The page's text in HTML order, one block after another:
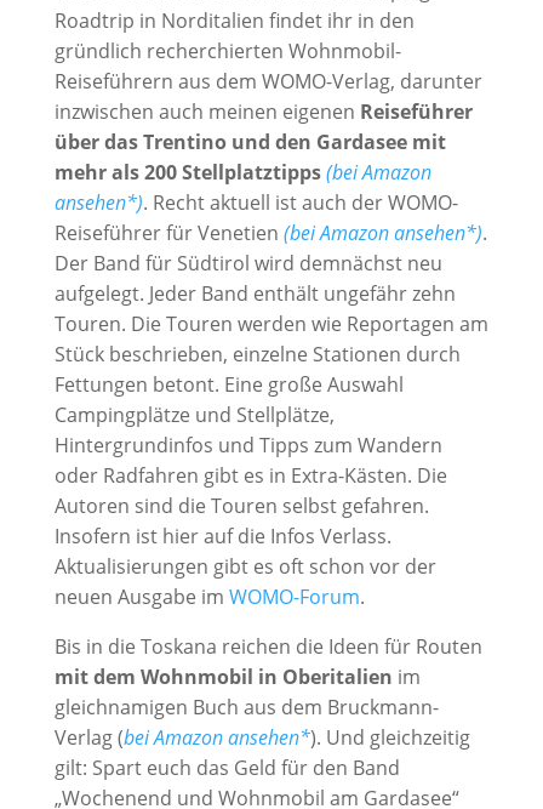
Roadtrip in Norditalien findet ihr in den
gründlich recherchierten Wohnmobil-
Reiseführern aus dem WOMO-Verlag, darunter
inzwischen auch meinen eigenen Reiseführer
über das Trentino und den Gardasee mit
mehr als 200 Stellplatztipps(bei Amazon
ansehen*). Recht aktuell ist auch der WOMO-
Reiseführer für Venetien (bei Amazon ansehen*).
Der Band für Südtirol wird demnächst neu
aufgelegt. Jeder Band enthält ungefähr zehn
Touren. Die Touren werden wie Reportagen am
Stück beschrieben, einzelne Stationen durch
Fettungen betont. Eine große Auswahl
Campingplätze und Stellplätze,
Hintergrundinfos und Tipps zum Wandern
oder Radfahren gibt es in Extra-Kästen. Die
Autoren sind die Touren selbst gefahren.
Insofern ist hier auf die Infos Verlass.
Aktualisierungen gibt es oft schon vor der
neuen Ausgabe im WOMO-Forum.
Bis in die Toskana reichen die Ideen für Routen
mit dem Wohnmobil in Oberitalien im
gleichnamigen Buch aus dem Bruckmann-
Verlag (bei Amazon ansehen*). Und gleichzeitig
gilt: Spart euch das Geld für den Band
„Wochenend und Wohnmobil am Gardasee“